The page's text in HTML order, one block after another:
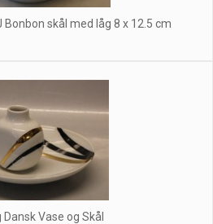
Bonbon skål med låg 8 x 12.5 cm
Dansk Vase og Skål